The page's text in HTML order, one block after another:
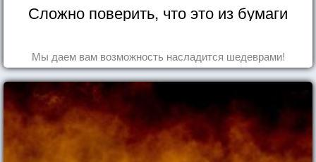
Сложно поверить, что это из бумаги
Мы даем вам возможность насладится шедеврами!